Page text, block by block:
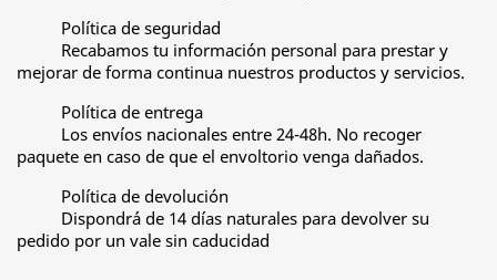
Política de seguridad
Recabamos tu información personal para prestar y
mejorar de forma continua nuestros productos y servicios.
Política de entrega
Los envíos nacionales entre 24-48h. No recoger
paquete en caso de que el envoltorio venga dañados.
Política de devolución
Dispondrá de 14 días naturales para devolver su
pedido por un vale sin caducidad